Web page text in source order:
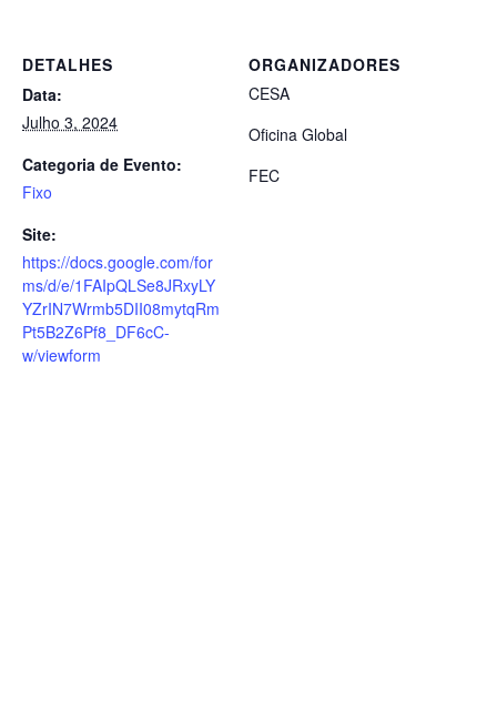
DETALHES
Data:
Julho 3, 2024
Categoria de Evento:
Fixo
Site:
https://docs.google.com/for
ms/d/e/1FAIpQLSe8JRxyLY
YZrIN7Wrmb5DII08mytqRm
Pt5B2Z6Pf8_DF6cC-
w/viewform
ORGANIZADORES
CESA
Oficina Global
FEC